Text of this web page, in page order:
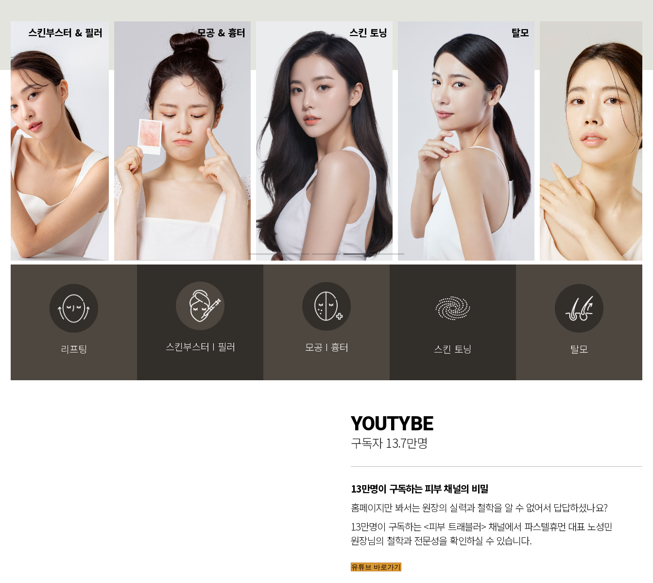
스킨부스터 & 필러 모공 & 흉터 스킨 토닝 탈모
리프팅 스킨부스터 I 필러 모공 I 흉터 스킨 토닝 탈모
YOUTYBE
구독자 13.7만명
13만명이 구독하는 피부 채널의 비밀
홈페이지만 봐서는 원장의 실력과 철학을 알 수 없어서 답답하셨나요?
13만명이 구독하는 <피부 트래블러> 채널에서 파스텔휴먼 대표 노성민
원장님의 철학과 전문성을 확인하실 수 있습니다.
유튜브 바로가기